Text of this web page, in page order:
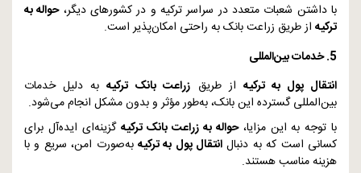
با داشتن شعبات متعدد در سراسر ترکیه و در کشورهای دیگر،حواله به
ترکیه از طریق زراعت بانک به راحتی امکان‌پذیر است.
5. خدمات بین‌المللی
انتقال پول به ترکیه از طریق زراعت بانک ترکیهبه دلیل خدمات
بین‌المللی گسترده این بانک، به‌طور مؤثر و بدون مشکل انجام می‌شود.
با توجه به این مزایا،حواله به زراعت بانک ترکیه گزینه‌ای ایده‌آل برای
کسانی است که به دنبال انتقال پول به ترکیه به‌صورت امن، سریع و با
هزینه مناسب هستند.